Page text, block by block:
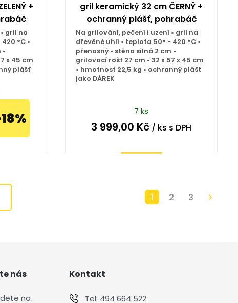
+
gril na
°C •
x 45 cm
plášť
gril keramický 32 cm ČERNÝ +
ochranný plášť, pohrabáč
Na grilování, pečení i uzení • gril na
dřevěné uhlí • teplota 50° - 420 °C •
přenosný • stěna silná 2 cm •
grilovací rošt 27 cm • 32 x 57 x 45 cm
• hmotnost 22,5 kg • ochranný plášť
jako DÁREK
7 ks
3 999,00 Kč / ks s DPH
1 2 3
nás
na
Kontakt
Tel: 494 664 522